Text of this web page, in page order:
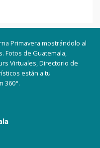
Primavera mostrándolo al
Fotos de Guatemala,
Virtuales, Directorio de
están a tu
360°.